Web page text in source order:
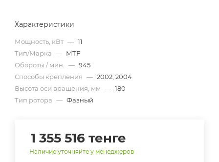
Характеристики
Мощность, кВт — 11
Тип/Марка — МТF
Обороты / мин.
— 945
Способы крепления — 2002, 2004
Высота оси вращения, мм — 180
Тип ротора — Фазный
1 355 516 тенге
Наличие уточняйте у менеджеров